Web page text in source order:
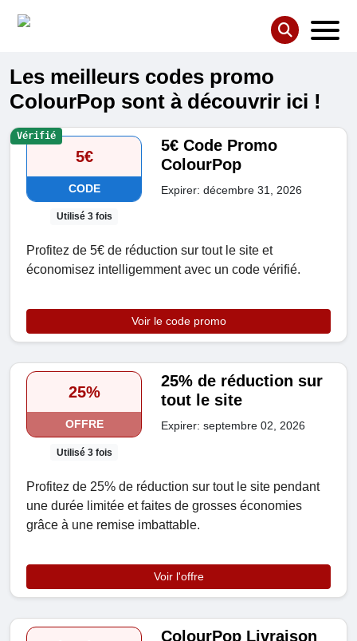
Les meilleurs codes promo
ColourPop sont à découvrir ici !
5€
CODE
Utilisé 3 fois
5€ Code Promo
ColourPop
Expirer: décembre 31, 2026
Profitez de 5€ de réduction sur tout le site et
économisez intelligemment avec un code vérifié.
Voir le code promo
Vérifié
25%
OFFRE
Utilisé 3 fois
25% de réduction sur
tout le site
Expirer: septembre 02, 2026
Profitez de 25% de réduction sur tout le site pendant
une durée limitée et faites de grosses économies
grâce à une remise imbattable.
Voir l'offre
ColourPop Livraison